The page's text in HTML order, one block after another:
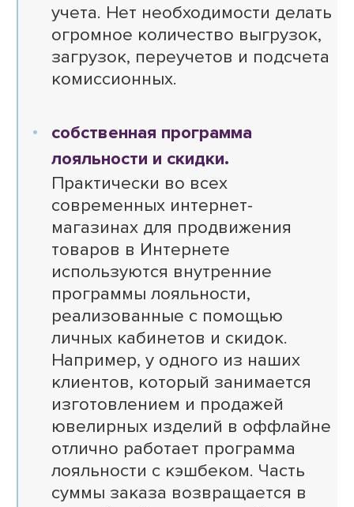
учета. Нет необходимости делать
огромное количество выгрузок,
загрузок, переучетов и подсчета
комиссионных.
собственная программа
лояльности и скидки.
Практически во всех
современных интернет-
магазинах для продвижения
товаров в Интернете
используются внутренние
программы лояльности,
реализованные с помощью
личных кабинетов и скидок.
Например, у одного из наших
клиентов, который занимается
изготовлением и продажей
ювелирных изделий в оффлайне
отлично работает программа
лояльности с кэшбеком. Часть
суммы заказа возвращается в